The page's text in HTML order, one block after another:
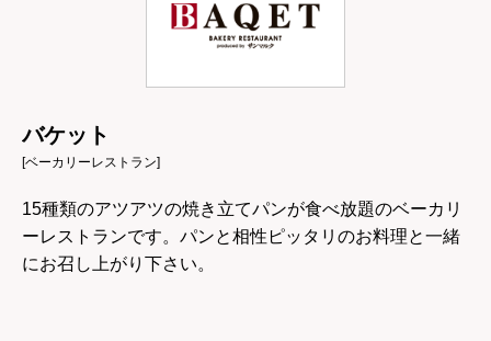
バケット
[ベーカリーレストラン]
15種類のアツアツの焼き立てパンが食べ放題のベーカリ
ーレストランです。パンと相性ピッタリのお料理と一緒
にお召し上がり下さい。